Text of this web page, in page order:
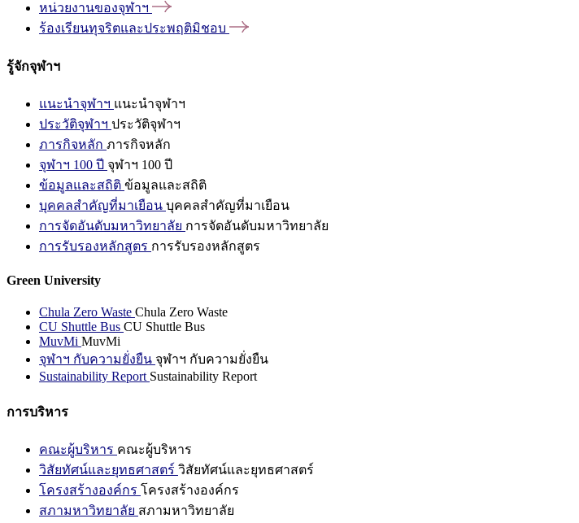
หน่วยงานของจุฬาฯ
ร้องเรียนทุจริตและประพฤติมิชอบ
รู้จักจุฬาฯ
แนะนำจุฬาฯ แนะนำจุฬาฯ
ประวัติจุฬาฯ ประวัติจุฬาฯ
ภารกิจหลัก ภารกิจหลัก
จุฬาฯ 100 ปี จุฬาฯ 100 ปี
ข้อมูลและสถิติ ข้อมูลและสถิติ
บุคคลสำคัญที่มาเยือน บุคคลสำคัญที่มาเยือน
การจัดอันดับมหาวิทยาลัย การจัดอันดับมหาวิทยาลัย
การรับรองหลักสูตร การรับรองหลักสูตร
Green University
Chula Zero Waste Chula Zero Waste
CU Shuttle Bus CU Shuttle Bus
MuvMi MuvMi
จุฬาฯ กับความยั่งยืน จุฬาฯ กับความยั่งยืน
Sustainability Report Sustainability Report
การบริหาร
คณะผู้บริหาร คณะผู้บริหาร
วิสัยทัศน์และยุทธศาสตร์ วิสัยทัศน์และยุทธศาสตร์
โครงสร้างองค์กร โครงสร้างองค์กร
สภามหาวิทยาลัย สภามหาวิทยาลัย